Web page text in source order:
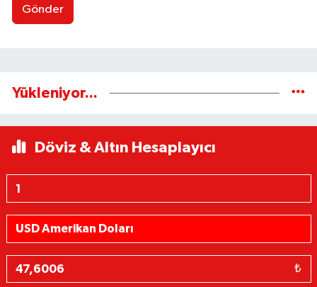
Gönder
Yükleniyor...
Döviz & Altın Hesaplayıcı
₺